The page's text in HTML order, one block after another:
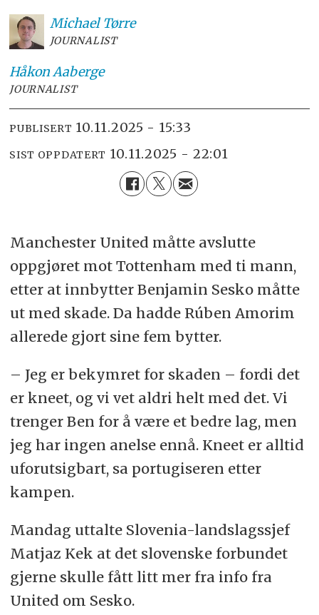
Michael Tørre
JOURNALIST
HåkonAaberge
JOURNALIST
PUBLISERT 10.11.2025 - 15:33
SIST OPPDATERT 10.11.2025 - 22:01
Manchester United måtte avslutte
oppgjøret mot Tottenham med ti mann,
etter at innbytter Benjamin Sesko måtte
ut med skade. Da hadde Rúben Amorim
allerede gjort sine fem bytter.
– Jeg er bekymret for skaden – fordi det
er kneet, og vi vet aldri helt med det. Vi
trenger Ben for å være et bedre lag, men
jeg har ingen anelse ennå. Kneet er alltid
uforutsigbart, sa portugiseren etter
kampen.
Mandag uttalte Slovenia-landslagssjef
Matjaz Kek at det slovenske forbundet
gjerne skulle fått litt mer fra info fra
United om Sesko.